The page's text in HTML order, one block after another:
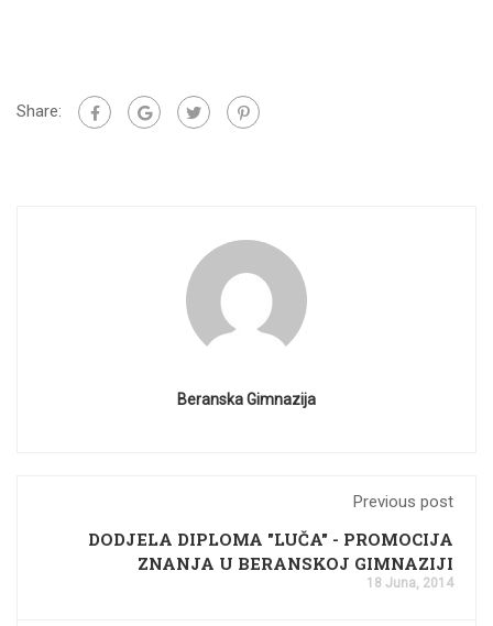
Share:
Beranska Gimnazija
Previous post
DODJELA DIPLOMA "LUČA" - PROMOCIJA
ZNANJA U BERANSKOJ GIMNAZIJI
18 Juna, 2014